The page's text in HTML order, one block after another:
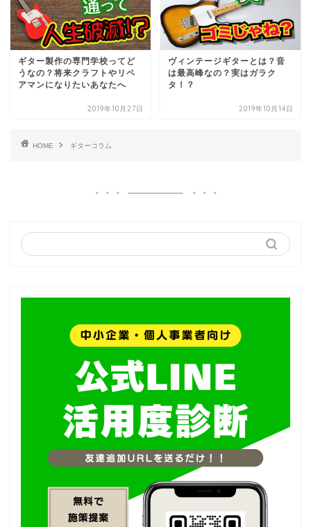
ギター製作の専門学校ってど
うなの？将来クラフトやリペ
アマンになりたいあなたへ
2019年10月27日
ヴィンテージギターとは？音
は最高峰なの？実はガラク
タ！？
2019年10月14日
HOME ギターコラム